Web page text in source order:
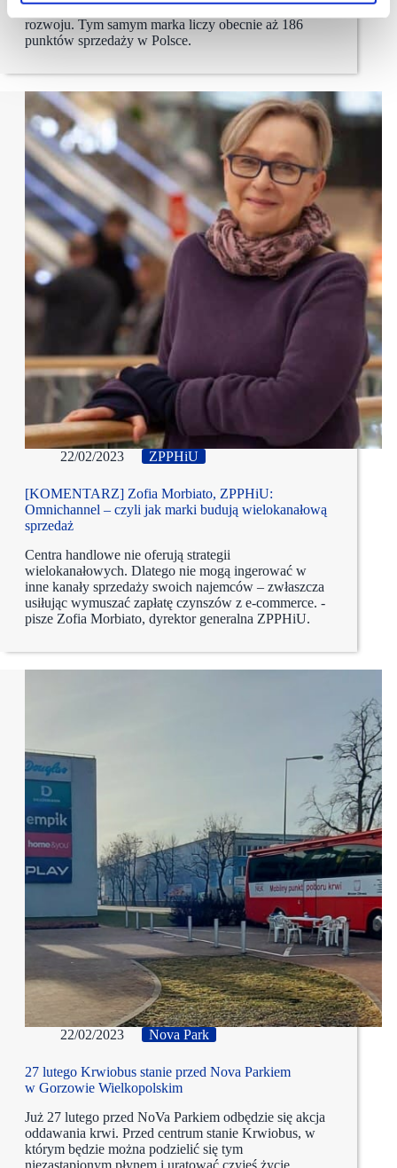
kontynuuje politykę ekspansji w ramach organicznego
rozwoju. Tym samym marka liczy obecnie aż 186
punktów sprzedaży w Polsce.
22/02/2023 ZPPHiU
[KOMENTARZ] Zofia Morbiato, ZPPHiU:
Omnichannel – czyli jak marki budują wielokanałową
sprzedaż
Centra handlowe nie oferują strategii
wielokanałowych. Dlatego nie mogą ingerować w
inne kanały sprzedaży swoich najemców – zwłaszcza
usiłując wymuszać zapłatę czynszów z e-commerce. -
pisze Zofia Morbiato, dyrektor generalna ZPPHiU.
22/02/2023 Nova Park
27 lutego Krwiobus stanie przed Nova Parkiem
w Gorzowie Wielkopolskim
Już 27 lutego przed NoVa Parkiem odbędzie się akcja
oddawania krwi. Przed centrum stanie Krwiobus, w
którym będzie można podzielić się tym